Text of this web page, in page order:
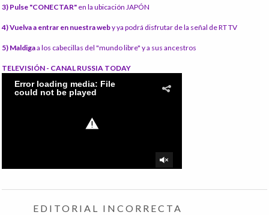
3) Pulse "CONECTAR" en la ubicación JAPÓN
4) Vuelva a entrar en nuestra weby ya podrá disfrutar de la señal de RT TV
5) Maldigaa los cabecillas del "mundo libre" y a sus ancestros
TELEVISIÓN - CANAL RUSSIA TODAY
EDITORIAL INCORRECTA